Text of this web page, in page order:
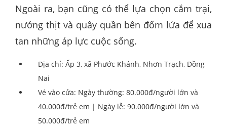
Ngoài ra, bạn cũng có thể lựa chọn cắm trại,
nướng thịt và quây quần bên đốm lửa để xua
tan những áp lực cuộc sống.
Địa chỉ: Ấp 3, xã Phước Khánh, Nhơn Trạch, Đồng
Nai
Vé vào cửa: Ngày thường: 80.000đ/người lớn và
40.000đ/trẻ em | Ngày lễ: 90.000đ/người lớn và
50.000đ/trẻ em